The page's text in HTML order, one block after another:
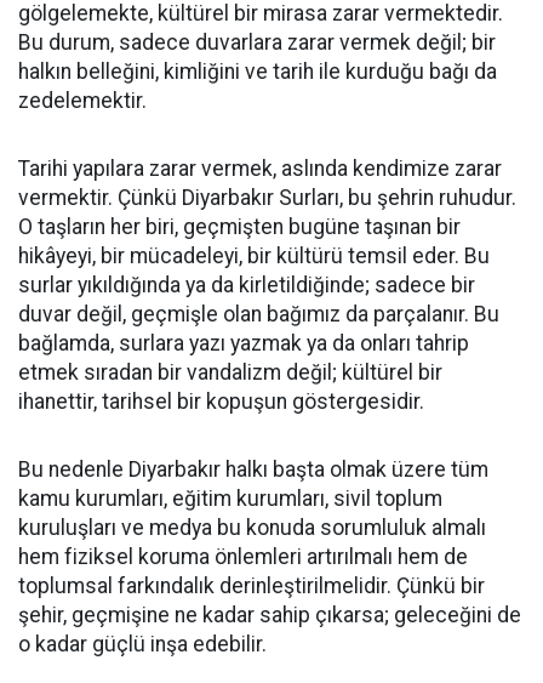
gölgelemekte, kültürel bir mirasa zarar vermektedir.
Bu durum, sadece duvarlara zarar vermek değil; bir
halkın belleğini, kimliğini ve tarih ile kurduğu bağı da
zedelemektir.
Tarihi yapılara zarar vermek, aslında kendimize zarar
vermektir. Çünkü Diyarbakır Surları, bu şehrin ruhudur.
O taşların her biri, geçmişten bugüne taşınan bir
hikâyeyi, bir mücadeleyi, bir kültürü temsil eder. Bu
surlar yıkıldığında ya da kirletildiğinde; sadece bir
duvar değil, geçmişle olan bağımız da parçalanır. Bu
bağlamda, surlara yazı yazmak ya da onları tahrip
etmek sıradan bir vandalizm değil; kültürel bir
ihanettir, tarihsel bir kopuşun göstergesidir.
Bu nedenle Diyarbakır halkı başta olmak üzere tüm
kamu kurumları, eğitim kurumları, sivil toplum
kuruluşları ve medya bu konuda sorumluluk almalı
hem fiziksel koruma önlemleri artırılmalı hem de
toplumsal farkındalık derinleştirilmelidir. Çünkü bir
şehir, geçmişine ne kadar sahip çıkarsa; geleceğini de
o kadar güçlü inşa edebilir.